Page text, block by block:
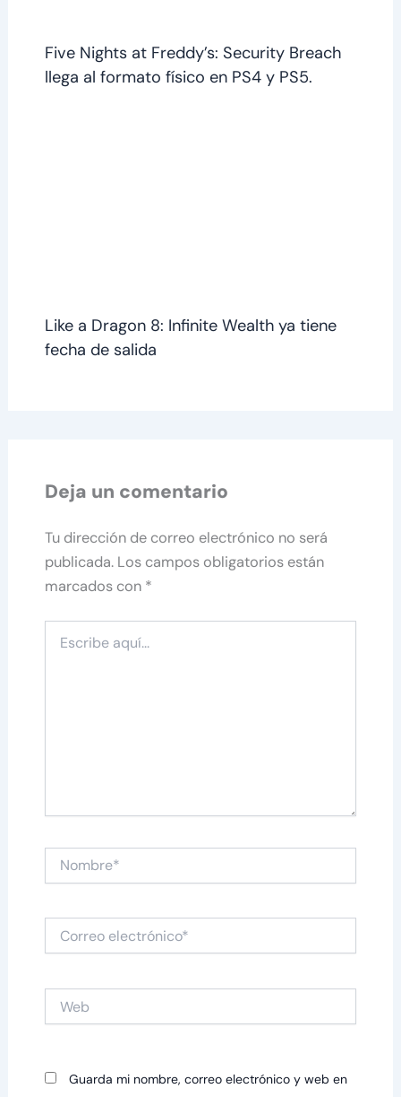
Five Nights at Freddy’s: Security Breach
llega al formato físico en PS4 y PS5.
Like a Dragon 8: Infinite Wealth ya tiene
fecha de salida
Deja un comentario
Tu dirección de correo electrónico no será
publicada. Los campos obligatorios están
marcados con *
aquí...
Nombre*
electrónico*
Guarda mi nombre, correo electrónico y web en